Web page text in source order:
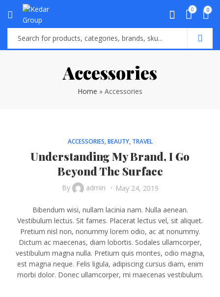
0 0
Accessories
Home » Accessories
ACCESSORIES,BEAUTY, TRAVEL
Understanding My Brand, I Go
Beyond The Surface
By admin May 24, 2019
Bibendum wisi, nullam lacinia nam. Nulla aenean.
Vestibulum lectus. Sit fames. Placerat lectus vel, sit aliquet.
Pretium nisl non, nonummy lorem odio, ac at nonummy.
Dictum ac maecenas, diam lobortis. Sodales ullamcorper,
vestibulum magna nulla. Pretium quis montes, odio magna,
est magna neque. Felis ligula, adipiscing cursus diam, enim
morbi dolor. Donec ullamcorper, mi maecenas vestibulum.